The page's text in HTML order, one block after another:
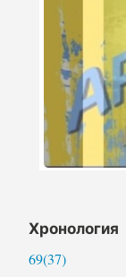
Хронология
69(37)